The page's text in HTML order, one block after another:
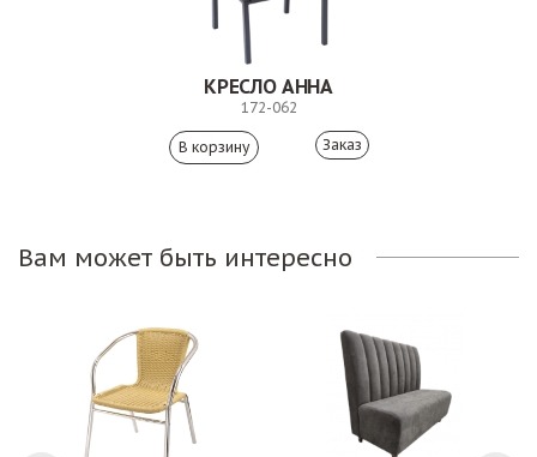
КРЕСЛО АННА
172-062
Заказ
Вам может быть интересно